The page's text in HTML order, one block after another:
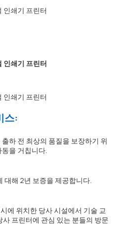
스:
하 전 최상의 품질을 보장하기 위
을 거칩니다.
대해 2년 보증을 제공합니다.
에 위치한 당사 시설에서 기술 교
프린터에 관심 있는 분들의 방문